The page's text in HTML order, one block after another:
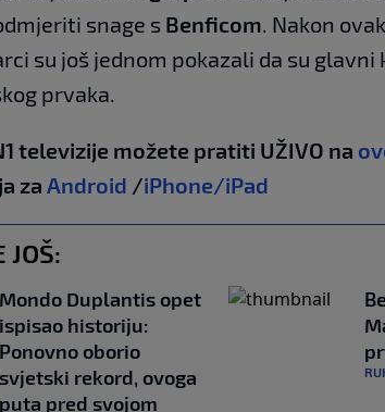
snage s Benficom . Nakon
su još jednom pokazali da su
prvaka.
televizije možete pratiti UŽIVO na
za Android /iPhone/iPad
JOŠ:
Mondo Duplantis opet
ispisao historiju:
Ponovno oborio
svjetski rekord, ovoga
puta pred svojom